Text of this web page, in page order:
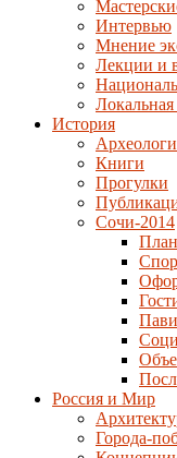
Интервью
Мнение
Лекции и
История
Книги
Прогулки
Сочи-2014
Россия и Мир
Города-